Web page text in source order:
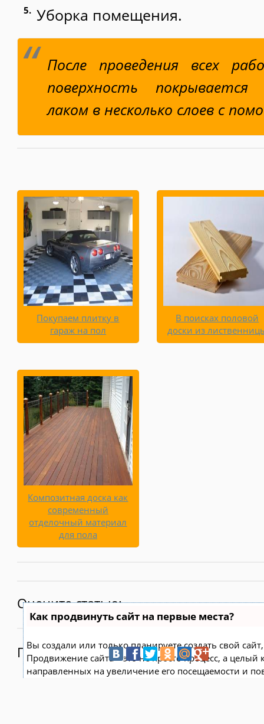
Уборка помещения.
После проведения всех
поверхность покрывается
лаком в несколько слоев с
Покупаем плитку в
гараж на пол
В поисках половой
доски из
Композитная доска как
современный
отделочный материал
для пола
Оцените статью:
Как продвинуть сайт на первые места?
Вы создали или только планируете создать свой
Продвижение сайта – это не просто процесс, а
направленных на увеличение его посещаемости и
Поделитесь: